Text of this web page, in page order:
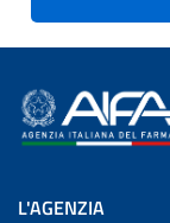
L'AGENZIA